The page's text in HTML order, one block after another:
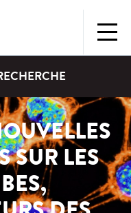
SUR LES